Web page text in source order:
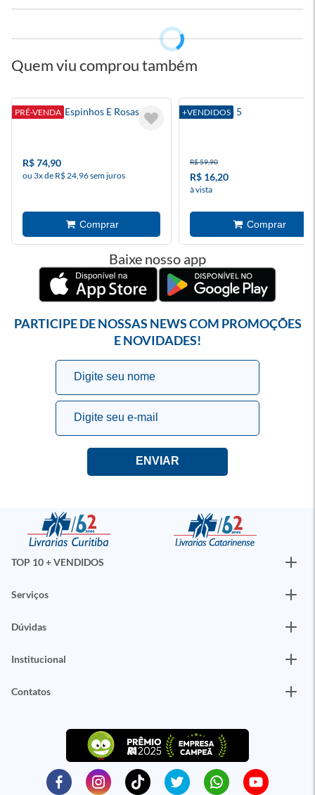
Quem viu comprou também
PRÉ-VENDA
Corte De Espinhos E Rosas 6
R$ 74,90
ou 3x de R$ 24,96 sem juros
+VENDIDOS
A Fortuna 5
R$ 59,90
R$ 16,20
à vista
Baixe nosso app
PARTICIPE DE NOSSAS NEWS COM PROMOÇÕES
E NOVIDADES!
TOP 10 + VENDIDOS
Serviços
Dúvidas
Institucional
Contatos